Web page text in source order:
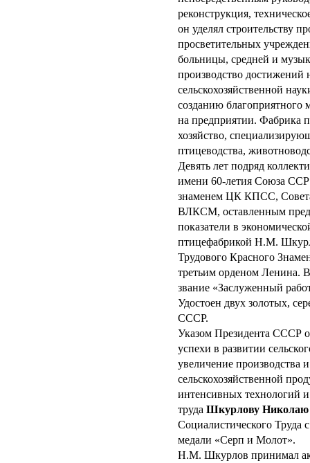
реконструкция,
он уделял строительству
просветительных
больницы, средней и
производство достижений
сельскохозяйственной
созданию благоприятного
на предприятии. Фабрика
хозяйство,
птицеводства,
Девять лет подряд
имени 60-летия Союза
знаменем ЦК КПСС,
ВЛКСМ, оставленным
показатели в
птицефабрикой Н.М.
Трудового Красного
третьим орденом Ленина.
звание «Заслуженный
Удостоен двух золотых,
СССР.
Указом Президента СССР
успехи в развитии
увеличение производства
сельскохозяйственной
интенсивных технологий
труда Шкурлову Николаю
Социалистического Труда
медали «Серп и Молот».
Н.М. Шкурлов принимал